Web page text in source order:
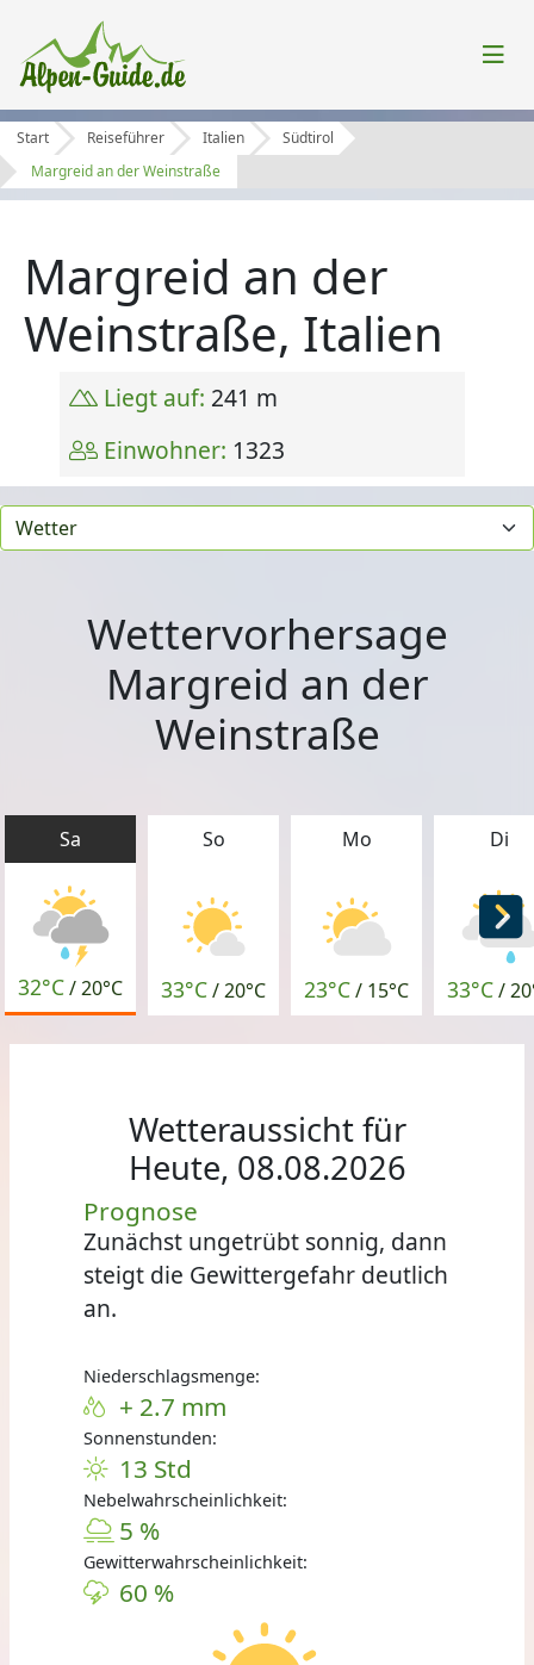
Start Reiseführer Italien
Südtirol
Margreid an der Weinstraße
Margreid an der
Weinstraße, Italien
Liegt auf: 241 m
Einwohner: 1323
Wettervorhersage
Margreid an der
Weinstraße
Sa
32°C/20°C
So
33°C/20°C
Mo
23°C/ 15°C
Di
33°C/
Wetteraussicht für
Heute, 08.08.2026
Prognose
Zunächst ungetrübt sonnig, dann
steigt die Gewittergefahr deutlich
an.
Niederschlagsmenge:
+ 2.7 mm
Sonnenstunden:
13 Std
Nebelwahrscheinlichkeit:
5 %
Gewitterwahrscheinlichkeit:
60 %